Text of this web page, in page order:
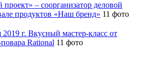
проект» – соорганизатор деловой
продуктов «Наш бренд» 11 фото
2019 г. Вкусный мастер-класс от
Rational 11 фото